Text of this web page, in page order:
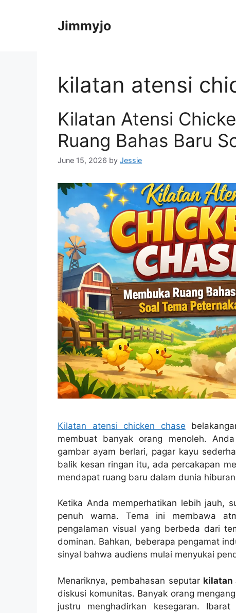
Jimmyjo
kilatan atensi
Kilatan Atensi
Ruang Bahas Baru
June 15, 2026 by Jessie
Kilatan atensi chicken chase
membuat banyak orang menoleh.
gambar ayam berlari, pagar kayu
balik kesan ringan itu, ada percakapan
mendapat ruang baru dalam dunia
Ketika Anda memperhatikan lebih jauh,
penuh warna. Tema ini membawa
pengalaman visual yang berbeda dari
dominan. Bahkan, beberapa pengamat
sinyal bahwa audiens mulai menyukai
Menariknya, pembahasan seputar kilatan
diskusi komunitas. Banyak orang
justru menghadirkan kesegaran.